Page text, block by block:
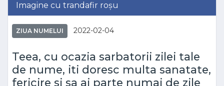
Imagine cu trandafir roșu
ZIUA NUMELUI 2022-02-04
Teea, cu ocazia sarbatorii zilei tale
de nume, iti doresc multa sanatate,
fericire si sa ai parte numai de zile